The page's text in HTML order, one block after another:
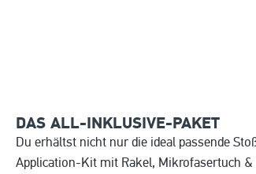
DAS ALL-INKLUSIVE-PAKET
Du erhältst nicht nur die ideal passende
Application-Kit mit Rakel, Mikrofasertuch